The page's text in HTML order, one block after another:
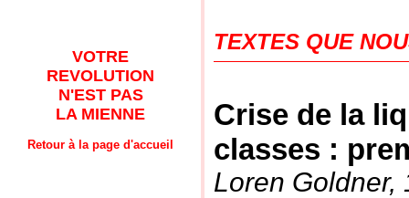
VOTRE
REVOLUTION
N'EST PAS
LA MIENNE
Retour à la page d'accueil
TEXTES QUE
Crise de la
classes :
Loren Goldner,